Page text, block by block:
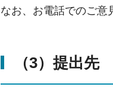
なお、お電話でのご意
（3）提出先